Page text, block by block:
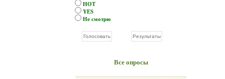
HOT
YES
Не смотрю
Все опросы